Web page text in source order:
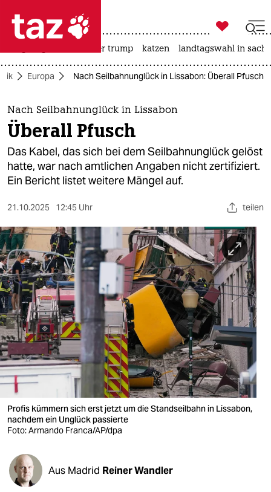
 taz zahl ich
taz zahl ich
themen
politik
öko
sport
berlin
nord
wahrheit
verlag
verlag
veranstaltungen
shop
unterstützen

taz zahl ich
usa unter trump katzen landtagswahl in
Europa Nach Seilbahnunglück in Lissabon: Überall Pfusch
Nach Seilbahnunglück in Lissabon
Überall Pfusch
Das Kabel, das sich bei dem Seilbahnunglück gelöst
hatte, war nach amtlichen Angaben nicht zertifiziert.
Ein Bericht listet weitere Mängel auf.
21.10.2025 12:45 Uhr teilen
Profis kümmern sich erst jetzt um die Standseilbahn in Lissabon,
nachdem ein Unglück passierte
Foto: Armando Franca/AP/dpa
Aus Madrid Reiner Wandler